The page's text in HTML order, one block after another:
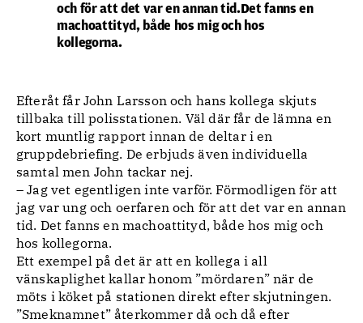
och för att det var en annan tid.Det fanns en
machoattityd, både hos mig och hos
kollegorna.
Efteråt får John Larsson och hans kollega skjuts
tillbaka till polisstationen. Väl där får de lämna en
kort muntlig rapport innan de deltar i en
gruppdebriefing. De erbjuds även individuella
samtal men John tackar nej.
– Jag vet egentligen inte varför. Förmodligen för att
jag var ung och oerfaren och för att det var en annan
tid. Det fanns en machoattityd, både hos mig och
hos kollegorna.
Ett exempel på det är att en kollega i all
vänskaplighet kallar honom ”mördaren” när de
möts i köket på stationen direkt efter skjutningen.
”Smeknamnet” återkommer då och då efter